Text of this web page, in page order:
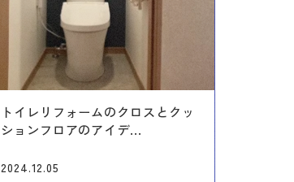
トイレリフォームのクロスとクッ
ションフロアのアイデ...
2024.12.05